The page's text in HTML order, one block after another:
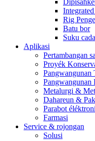
Rig
Batu bor
Suku
Aplikasi
Pertambangan
Proyék
Pangwangunan
Pangwangunan
Metalurgi &
Dahareun &
Parabot
Farmasi
Service & rojongan
Solusi